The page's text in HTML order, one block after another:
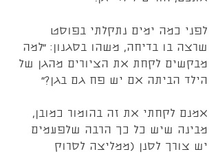
לפני כמה ימים נתקלתי בפוסט
שרצה בו בדיחה, משהו בסגנון: ״למה
מבקשים לקחת את הציורים מהגן של
הילד הביתה אם יש פח גם בגן?״
אמנם לקחתי את זה בהומור כמובן,
מבינה שיש כל כך הרבה שלפעמים
יש צורך לסנן (ממליצה לסרוק